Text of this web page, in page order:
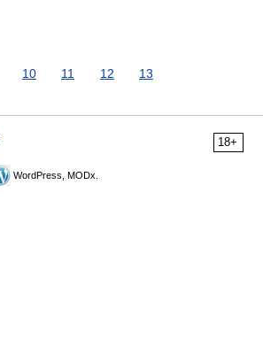
10 11 12 13
18+
WordPress, MODx.